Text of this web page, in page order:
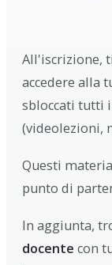
All'iscrizione,
accedere alla
sbloccati tutti
(videolezioni,
Questi
punto di
In aggiunta,
docente con